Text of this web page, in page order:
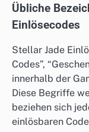
Übliche
Einlösecodes
Stellar Jade
Codes”,
innerhalb der
Diese Begriffe
beziehen sich
einlösbaren